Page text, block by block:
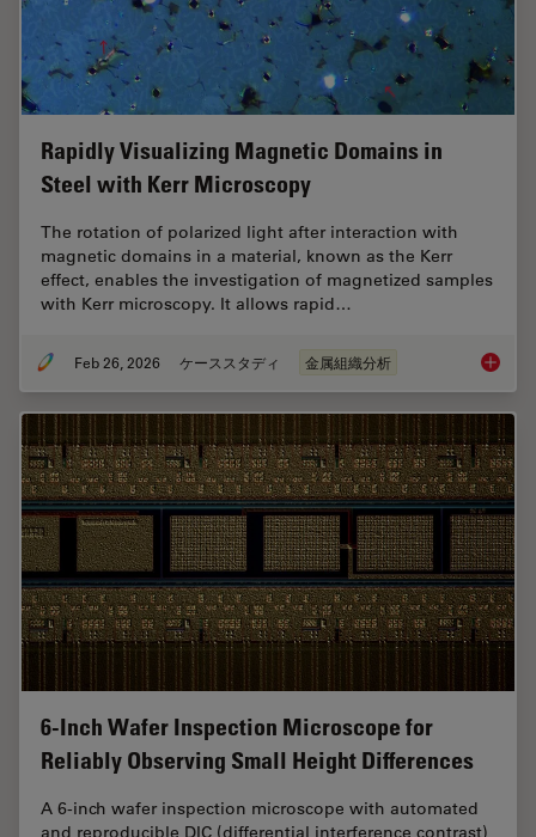
Rapidly Visualizing Magnetic Domains in
Steel with Kerr Microscopy
The rotation of polarized light after interaction with
magnetic domains in a material, known as the Kerr
effect, enables the investigation of magnetized samples
with Kerr microscopy. It allows rapid…
Feb 26, 2026 ケーススタディ 金属組織分析
6-Inch Wafer Inspection Microscope for
Reliably Observing Small Height Differences
A 6-inch wafer inspection microscope with automated
and reproducible DIC (differential interference contrast)